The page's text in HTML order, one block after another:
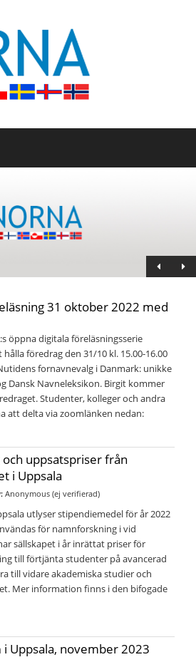
31 oktober 2022 med
öppna digitala föreläsningsserie
föredrag den 31/10 kl. 15.00-16.00
fornavnevalg i Danmark: unikke
Dansk Navneleksikon. Birgit kommer
Studenter, kolleger och andra
att delta via zoomlänken nedan:
31 oktober 2022 med Birgit Eggert
uppsatspriser från
i Uppsala
Anonymous (ej verifierad)
utlyser stipendiemedel för år 2022
för namnforskning i vid
sällskapet i år inrättat priser för
till förtjänta studenter på avancerad
till vidare akademiska studier och
Mer information finns i den bifogade
och uppsatspriser från Ortnamnssällskapet i
Uppsala, november 2023